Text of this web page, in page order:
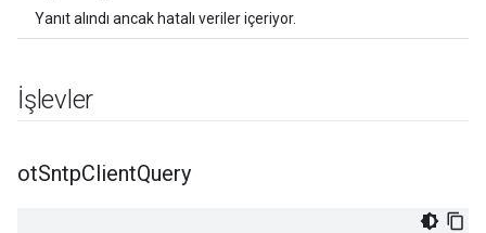
Yanıt alındı ancak hatalı veriler içeriyor.
İşlevler
otSntpClientQuery